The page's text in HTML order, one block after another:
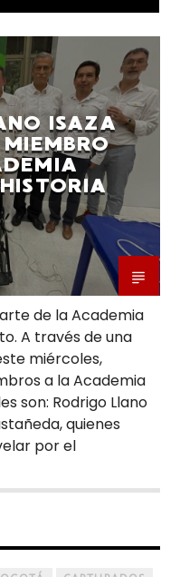
ISAZA
de la Academia
A través de una
miércoles,
a la Academia
son: Rodrigo Llano
quienes
por el